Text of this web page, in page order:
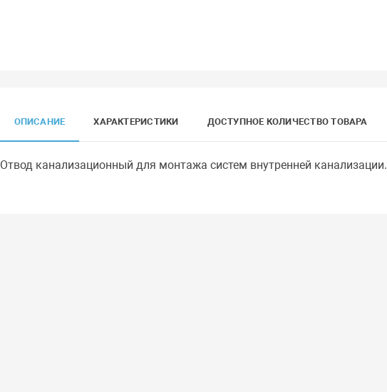
ОПИСАНИЕ ХАРАКТЕРИСТИКИ ДОСТУПНОЕ КОЛИЧЕСТВО ТОВАРА
Отвод канализационный для монтажа систем внутренней канализации.